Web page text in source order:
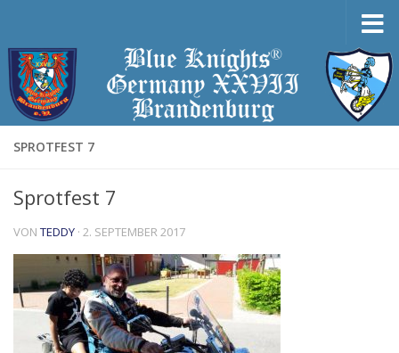
SPROTFEST 7
Sprotfest 7
VON TEDDY · 2. SEPTEMBER 2017